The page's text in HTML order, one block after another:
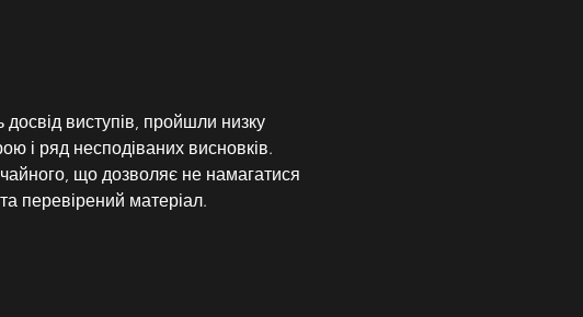
виступів, пройшли низку
і ряд несподіваних висновків.
що дозволяє не намагатися
перевірений матеріал.